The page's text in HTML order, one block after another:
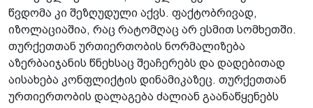
წვდომა კი შეზღუდული აქვს. ფაქტობრივად,
იზოლაციაშია, რაც რატომღაც არ ესმით სომხეთში.
თურქეთთან ურთიერთობის ნორმალიზება
აზერბაიჯანის წნეხსაც შეაჩერებს და დადებითად
აისახება კონფლიქტის დინამიკაზეც. თურქეთთან
ურთიერთობის დალაგება ძალიან გაანაწყენებს